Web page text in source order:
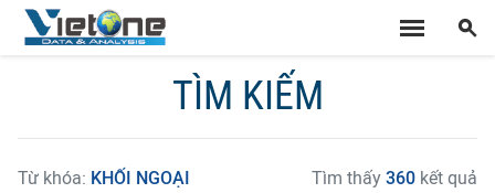
TÌM KIẾM
Từ khóa: KHỐI NGOẠI Tìm thấy 360 kết quả